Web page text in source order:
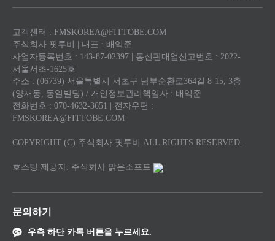
고객센터 : FMSKOREA@FITTOBE.COM
주식회사 핏투비 | 대표 : 배익준
사업자등록번호 : 143-87-02397 | 통신판매업신고번호 : 2022-
서울서초-1625호
주소 : (06739) 서울특별시 서초구 남부순환로364길 8-15, 3층
(양재동, 동일빌딩) / 개인정보관리책임자 : 배익준
전화번호 : 070-4632-3651 | 전자우편 :
FMSKOREA@FITTOBE.COM
COPYRIGHT (C) 주식회사 핏투비 ALL RIGHTS RESERVED.
호스팅 제공자: 주식회사 맑은소프트
문의하기
우측 하단 카톡 버튼을 누르세요.